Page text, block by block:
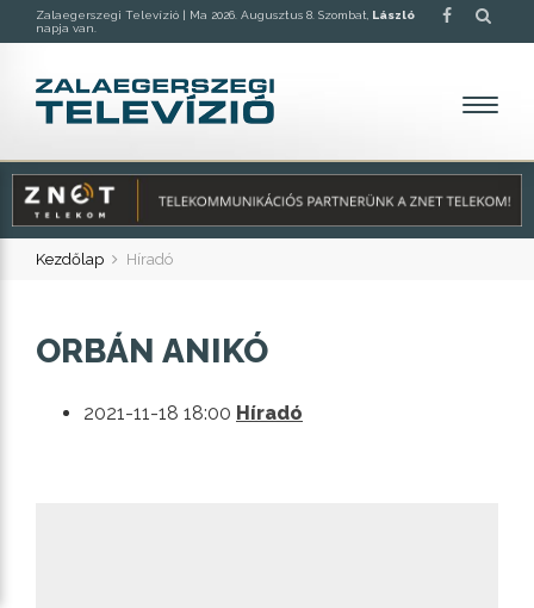
Zalaegerszegi Televízió | Ma 2026. Augusztus 8. Szombat, László
napja van.
Kezdőlap Híradó
ORBÁN ANIKÓ
2021-11-18 18:00 Híradó